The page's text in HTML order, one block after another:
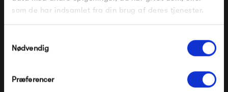
som de har indsamlet fra din brug af deres tjenester.
Nødvendig
Præferencer
HAY Weekday Cushion -
140 x 23 – Dark Blue
HAY Weekday Cushion -
140 x 23 – Beige
rabatten.
Gælder ikke på produkter fra Fermob, File Under